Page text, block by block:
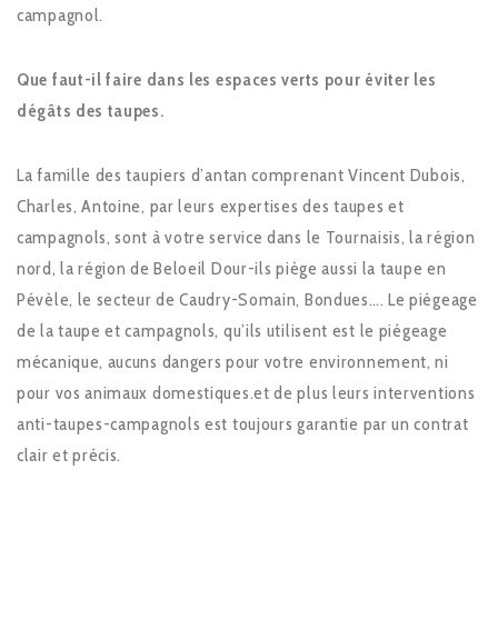
campagnol.
Que faut-il faire dans les espaces verts pour éviter les
dégâts des taupes.
La famille des taupiers d’antan comprenant Vincent Dubois,
Charles, Antoine, par leurs expertises des taupes et
campagnols, sont à votre service dans le Tournaisis, la région
nord, la région de Beloeil Dour-ils piège aussi la taupe en
Pévèle, le secteur de Caudry-Somain, Bondues…. Le piégeage
de la taupe et campagnols, qu’ils utilisent est le piégeage
mécanique, aucuns dangers pour votre environnement, ni
pour vos animaux domestiques.et de plus leurs interventions
anti-taupes-campagnols est toujours garantie par un contrat
clair et précis.